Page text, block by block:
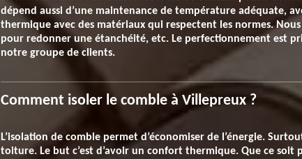
dépend aussi d’une maintenance de température adéquate,
thermique avec des matériaux qui respectent les normes.
pour redonner une étanchéité, etc. Le perfectionnement est
notre groupe de clients.
Comment isoler le comble à Villepreux ?
L’isolation de comble permet d’économiser de l’énergie.
toiture. Le but c’est d’avoir un confort thermique. Que ce